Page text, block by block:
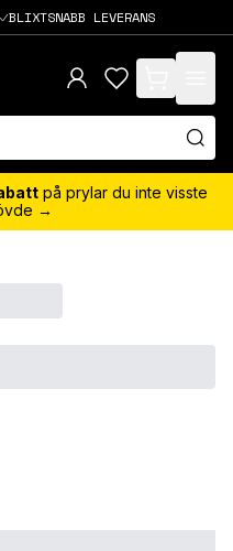
BLIXTSNABB LEVERANS
items in cart,
på prylar du inte visste
→